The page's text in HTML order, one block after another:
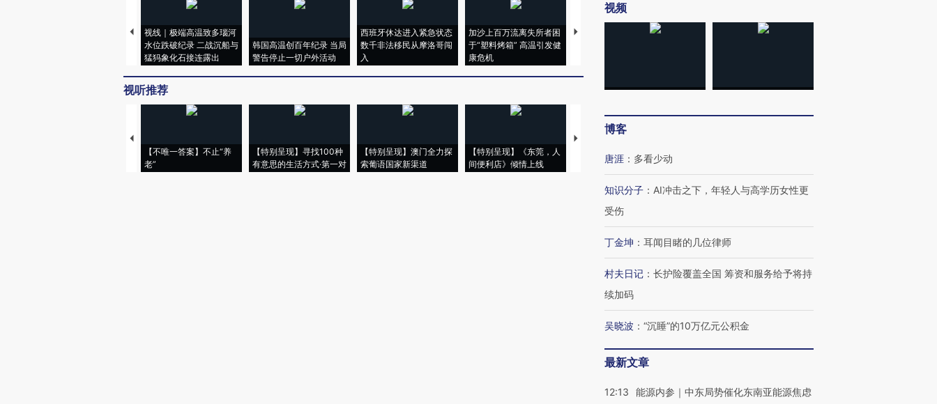
视线｜极端高温致多瑙河
水位跌破纪录 二战沉船与
猛犸象化石接连露出
韩国高温创百年纪录 当局
警告停止一切户外活动
西班牙休达进入紧急状态
数千非法移民从摩洛哥闯
入
加沙上百万流离失所者困
于“塑料烤箱” 高温引发健
康危机
视线｜HYROX的吸金
马航飞行员跨国走私7万
视听推荐
【不唯一答案】不止“养
老”
【特别呈现】寻找100种
有意思的生活方式·第一对
【特别呈现】澳门全力探
索葡语国家新渠道
【特别呈现】《东莞，人
间便利店》倾情上线
【推广】走进第四届链博
会，让数智科技“链”接产
视频
博客
唐涯 ： 多看少动
知识分子 ： AI冲击之下，年轻人与高学历女性更
受伤
丁金坤 ： 耳闻目睹的几位律师
村夫日记 ： 长护险覆盖全国 筹资和服务给予将持
续加码
吴晓波 ： “沉睡”的10万亿元公积金
最新文章
12:13
能源内参｜中东局势催化东南亚能源焦虑